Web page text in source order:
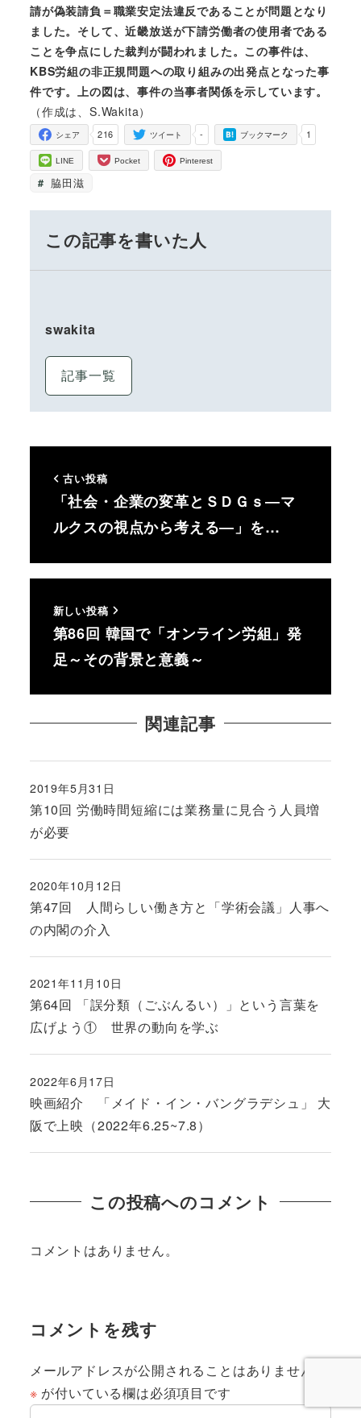
請が偽装請負＝職業安定法違反であることが問題となり
ました。そして、近畿放送が下請労働者の使用者である
ことを争点にした裁判が闘われました。この事件は、
KBS労組の非正規問題への取り組みの出発点となった事
件です。上の図は、事件の当事者関係を示しています。
（作成は、S.Wakita）
216
シェア -
ツイート 1
ブックマーク
LINE Pocket Pinterest
脇田滋
この記事を書いた人
swakita
記事一覧
古い投稿
「社会・企業の変革とＳＤＧｓ―マ
ルクスの視点から考える―」を…
新しい投稿
第86回 韓国で「オンライン労組」発
足～その背景と意義～
関連記事
第10回 労働時間短縮には業務量に見合う人員増
が必要
投稿日
2019年5月31日
第47回 人間らしい働き方と「学術会議」人事へ
の内閣の介入
投稿日
2020年10月12日
第64回 「誤分類（ごぶんるい）」という言葉を
広げよう① 世界の動向を学ぶ
投稿日
2021年11月10日
映画紹介 「メイド・イン・バングラデシュ」 大
阪で上映（2022年6.25~7.8）
投稿日
2022年6月17日
この投稿へのコメント
コメントはありません。
コメントを残す
メールアドレスが公開されることはありません。
※ が付いている欄は必須項目です